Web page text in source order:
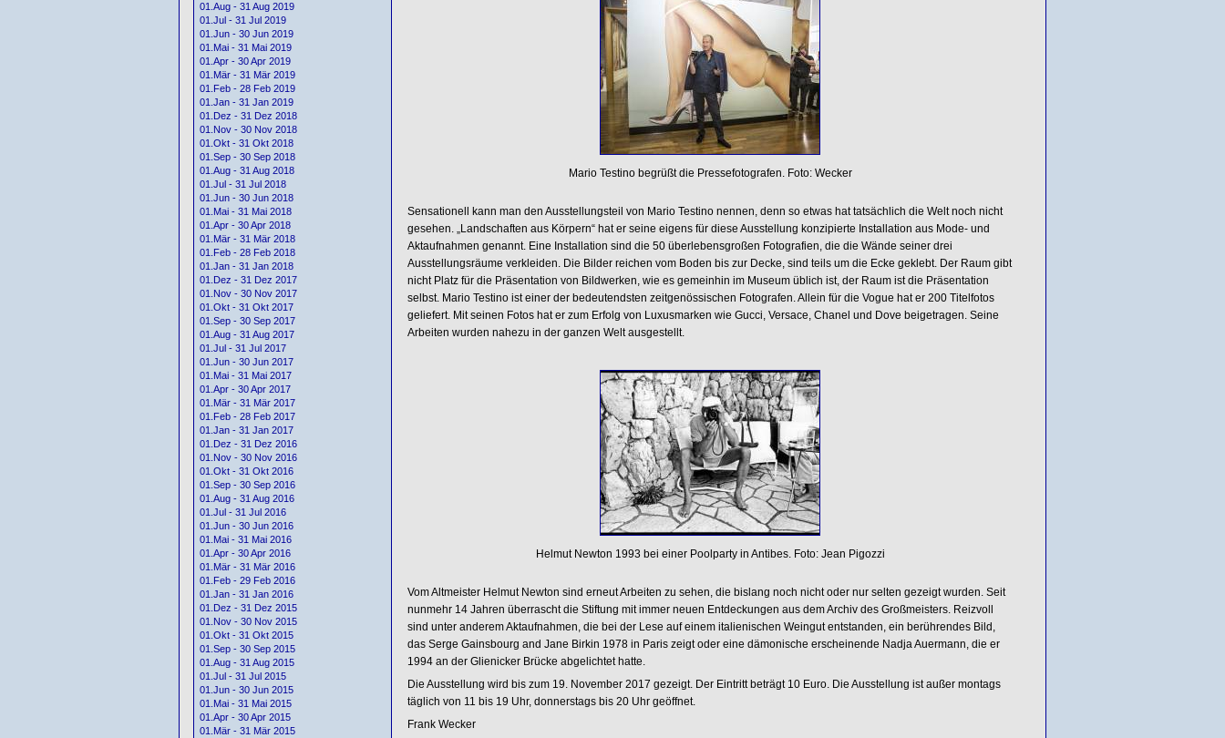
01.Aug - 31 Aug 2019
01.Jul - 31 Jul 2019
01.Jun - 30 Jun 2019
01.Mai - 31 Mai 2019
01.Apr - 30 Apr 2019
01.Mär - 31 Mär 2019
01.Feb - 28 Feb 2019
01.Jan - 31 Jan 2019
01.Dez - 31 Dez 2018
01.Nov - 30 Nov 2018
01.Okt - 31 Okt 2018
01.Sep - 30 Sep 2018
01.Aug - 31 Aug 2018
01.Jul - 31 Jul 2018
01.Jun - 30 Jun 2018
01.Mai - 31 Mai 2018
01.Apr - 30 Apr 2018
01.Mär - 31 Mär 2018
01.Feb - 28 Feb 2018
01.Jan - 31 Jan 2018
01.Dez - 31 Dez 2017
01.Nov - 30 Nov 2017
01.Okt - 31 Okt 2017
01.Sep - 30 Sep 2017
01.Aug - 31 Aug 2017
01.Jul - 31 Jul 2017
01.Jun - 30 Jun 2017
01.Mai - 31 Mai 2017
01.Apr - 30 Apr 2017
01.Mär - 31 Mär 2017
01.Feb - 28 Feb 2017
01.Jan - 31 Jan 2017
01.Dez - 31 Dez 2016
01.Nov - 30 Nov 2016
01.Okt - 31 Okt 2016
01.Sep - 30 Sep 2016
01.Aug - 31 Aug 2016
01.Jul - 31 Jul 2016
01.Jun - 30 Jun 2016
01.Mai - 31 Mai 2016
01.Apr - 30 Apr 2016
01.Mär - 31 Mär 2016
01.Feb - 29 Feb 2016
01.Jan - 31 Jan 2016
01.Dez - 31 Dez 2015
01.Nov - 30 Nov 2015
01.Okt - 31 Okt 2015
01.Sep - 30 Sep 2015
01.Aug - 31 Aug 2015
01.Jul - 31 Jul 2015
01.Jun - 30 Jun 2015
01.Mai - 31 Mai 2015
01.Apr - 30 Apr 2015
01.Mär - 31 Mär 2015
Mario Testino begrüßt die Pressefotografen. Foto: Wecker
Sensationell kann man den Ausstellungsteil von Mario Testino nennen, denn so etwas hat tatsächlich die Welt noch nicht
gesehen. „Landschaften aus Körpern“ hat er seine eigens für diese Ausstellung konzipierte Installation aus Mode- und
Aktaufnahmen genannt. Eine Installation sind die 50 überlebensgroßen Fotografien, die die Wände seiner drei
Ausstellungsräume verkleiden. Die Bilder reichen vom Boden bis zur Decke, sind teils um die Ecke geklebt. Der Raum gibt
nicht Platz für die Präsentation von Bildwerken, wie es gemeinhin im Museum üblich ist, der Raum ist die Präsentation
selbst. Mario Testino ist einer der bedeutendsten zeitgenössischen Fotografen. Allein für die Vogue hat er 200 Titelfotos
geliefert. Mit seinen Fotos hat er zum Erfolg von Luxusmarken wie Gucci, Versace, Chanel und Dove beigetragen. Seine
Arbeiten wurden nahezu in der ganzen Welt ausgestellt.
Helmut Newton 1993 bei einer Poolparty in Antibes. Foto: Jean Pigozzi
Vom Altmeister Helmut Newton sind erneut Arbeiten zu sehen, die bislang noch nicht oder nur selten gezeigt wurden. Seit
nunmehr 14 Jahren überrascht die Stiftung mit immer neuen Entdeckungen aus dem Archiv des Großmeisters. Reizvoll
sind unter anderem Aktaufnahmen, die bei der Lese auf einem italienischen Weingut entstanden, ein berührendes Bild,
das Serge Gainsbourg and Jane Birkin 1978 in Paris zeigt oder eine dämonische erscheinende Nadja Auermann, die er
1994 an der Glienicker Brücke abgelichtet hatte.
Die Ausstellung wird bis zum 19. November 2017 gezeigt. Der Eintritt beträgt 10 Euro. Die Ausstellung ist außer montags
täglich von 11 bis 19 Uhr, donnerstags bis 20 Uhr geöffnet.
Frank Wecker